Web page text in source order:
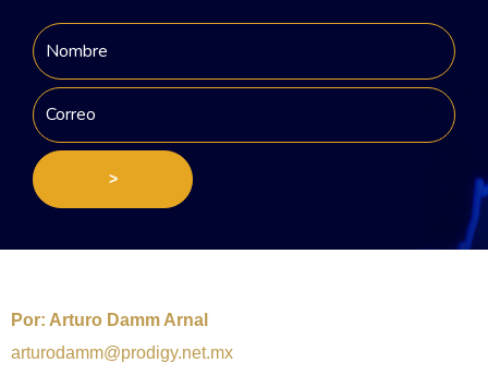
>
Por: Arturo Damm Arnal
arturodamm@prodigy.net.mx